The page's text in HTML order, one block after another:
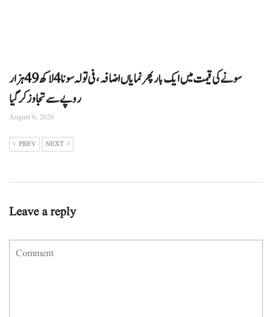
سونے کی قیمت میں ایک بار پھر نمایاں اضافہ، فی تولہ سونا 4 لاکھ 49 ہزار
روپے سے تجاوز کرگیا
August 6, 2026
PREV NEXT
Leave a reply